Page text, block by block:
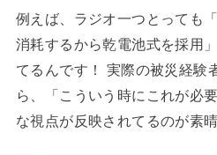
例えば、ラジオ一つとっても
消耗するから乾電池式を採用
てるんです！ 実際の被災経験
ら、「こういう時にこれが必
な視点が反映されてるのが素